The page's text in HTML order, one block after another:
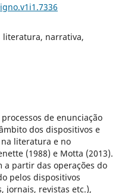
literatura, narrativa,
de enunciação
dos dispositivos e
literatura e no
(1988) e Motta (2013).
a partir das operações do
pelos dispositivos
jornais, revistas etc.),